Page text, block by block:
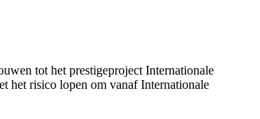
tot het prestigeproject Internationale
het risico lopen om vanaf Internationale